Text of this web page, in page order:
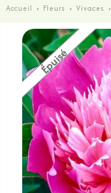
Accueil › Fleurs › Vivaces ›
Épuisé